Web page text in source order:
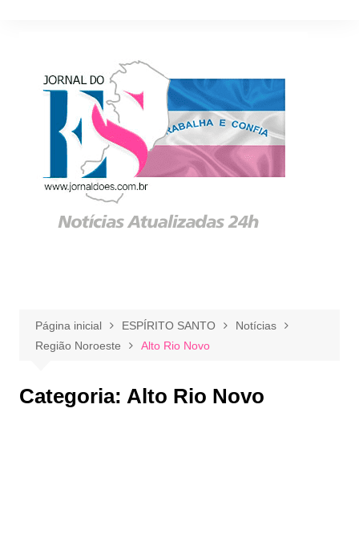
Página inicial ESPÍRITO SANTO
Notícias
Região Noroeste
Alto Rio Novo
Categoria: Alto Rio Novo